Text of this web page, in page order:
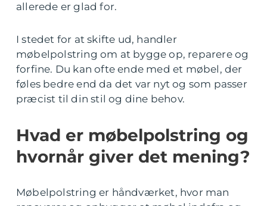
allerede er glad for.
I stedet for at skifte ud, handler
møbelpolstring om at bygge op, reparere og
forfine. Du kan ofte ende med et møbel, der
føles bedre end da det var nyt og som passer
præcist til din stil og dine behov.
Hvad er møbelpolstring og
hvornår giver det mening?
Møbelpolstring er håndværket, hvor man